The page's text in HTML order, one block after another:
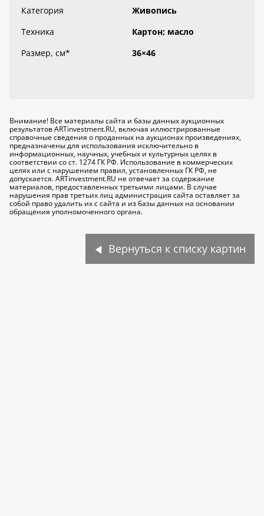
Категория
Живопись
Техника
Картон; масло
Размер, см* 36×46
Внимание! Все материалы сайта и базы данных аукционных
результатов ARTinvestment.RU, включая иллюстрированные
справочные сведения о проданных на аукционах произведениях,
предназначены для использования исключительно в
информационных, научных, учебных и культурных целях в
соответствии со ст. 1274 ГК РФ. Использование в коммерческих
целях или с нарушением правил, установленных ГК РФ, не
допускается. ARTinvestment.RU не отвечает за содержание
материалов, предоставленных третьими лицами. В случае
нарушения прав третьих лиц администрация сайта оставляет за
собой право удалить их с сайта и из базы данных на основании
обращения уполномоченного органа.
Вернуться к списку картин